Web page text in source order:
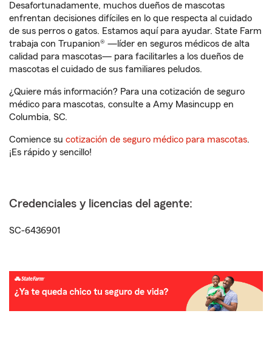
Desafortunadamente, muchos dueños de mascotas
enfrentan decisiones difíciles en lo que respecta al cuidado
de sus perros o gatos. Estamos aquí para ayudar. State Farm
trabaja con Trupanion® —líder en seguros médicos de alta
calidad para mascotas— para facilitarles a los dueños de
mascotas el cuidado de sus familiares peludos.
¿Quiere más información? Para una cotización de seguro
médico para mascotas, consulte a Amy Masincupp en
Columbia, SC.
Comience su cotización de seguro médico para mascotas.
¡Es rápido y sencillo!
Credenciales y licencias del agente:
SC-6436901